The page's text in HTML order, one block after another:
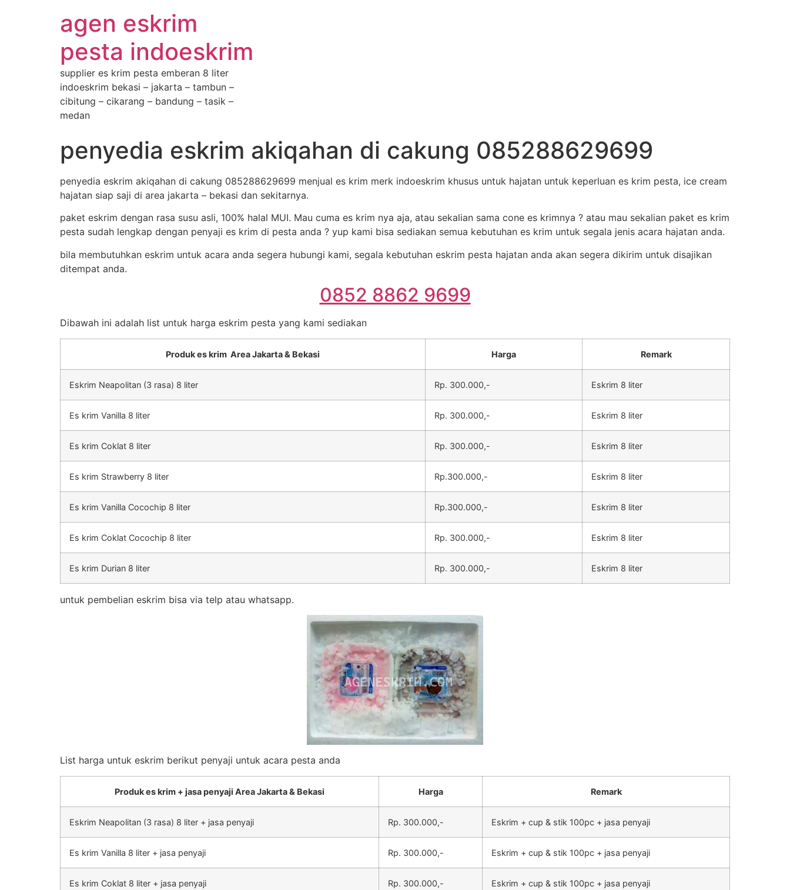
agen eskrim
pesta indoeskrim
supplier es krim pesta emberan 8 liter
indoeskrim bekasi – jakarta – tambun –
cibitung – cikarang – bandung – tasik –
medan
penyedia eskrim akiqahan di cakung 085288629699
penyedia eskrim akiqahan di cakung 085288629699 menjual es krim merk indoeskrim khusus untuk hajatan untuk keperluan es krim pesta, ice cream
hajatan siap saji di area jakarta – bekasi dan sekitarnya.
paket eskrim dengan rasa susu asli, 100% halal MUI. Mau cuma es krim nya aja, atau sekalian sama cone es krimnya ? atau mau sekalian paket es krim
pesta sudah lengkap dengan penyaji es krim di pesta anda ? yup kami bisa sediakan semua kebutuhan es krim untuk segala jenis acara hajatan anda.
bila membutuhkan eskrim untuk acara anda segera hubungi kami, segala kebutuhan eskrim pesta hajatan anda akan segera dikirim untuk disajikan
ditempat anda.
0852 8862 9699
Dibawah ini adalah list untuk harga eskrim pesta yang kami sediakan
Produk es krim Area Jakarta & Bekasi Harga Remark
Eskrim Neapolitan (3 rasa) 8 liter Rp. 300.000,- Eskrim 8 liter
Es krim Vanilla 8 liter Rp. 300.000,- Eskrim 8 liter
Es krim Coklat 8 liter Rp. 300.000,- Eskrim 8 liter
Es krim Strawberry 8 liter Rp.300.000,- Eskrim 8 liter
Es krim Vanilla Cocochip 8 liter Rp.300.000,- Eskrim 8 liter
Es krim Coklat Cocochip 8 liter Rp. 300.000,- Eskrim 8 liter
Es krim Durian 8 liter Rp. 300.000,- Eskrim 8 liter
untuk pembelian eskrim bisa via telp atau whatsapp.
List harga untuk eskrim berikut penyaji untuk acara pesta anda
Produk es krim + jasa penyaji Area Jakarta & Bekasi Harga Remark
Eskrim Neapolitan (3 rasa) 8 liter + jasa penyaji Rp. 300.000,- Eskrim + cup & stik 100pc + jasa penyaji
Es krim Vanilla 8 liter + jasa penyaji Rp. 300.000,- Eskrim + cup & stik 100pc + jasa penyaji
Es krim Coklat 8 liter + jasa penyaji Rp. 300.000,- Eskrim + cup & stik 100pc + jasa penyaji